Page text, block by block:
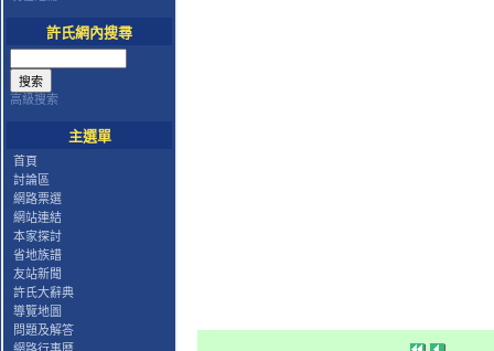
許氏網內搜尋
高級搜索
主選單
首頁
討論區
網路票選
網站連結
本家探討
省地族譜
友站新聞
許氏大辭典
導覽地圖
問題及解答